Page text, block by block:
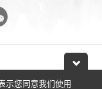
示您同意我们使用